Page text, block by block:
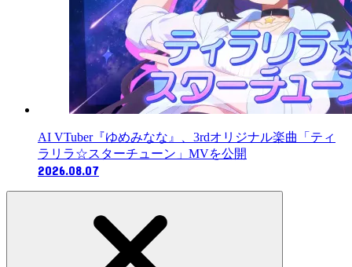
AI VTuber『ゆめみなな』、3rdオリジナル楽曲「ティ
ラリラ☆スターチューン」MVを公開
2026.08.07